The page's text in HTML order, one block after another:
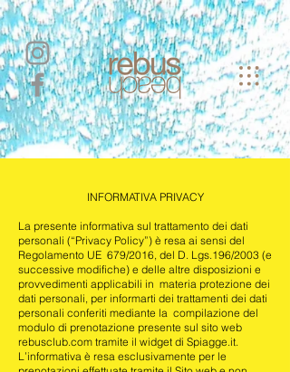
INFORMATIVA PRIVACY
La presente informativa sul trattamento dei dati
personali (“Privacy Policy”) è resa ai sensi del
Regolamento UE 679/2016, del D. Lgs.196/2003 (e
successive modifiche) e delle altre disposizioni e
provvedimenti applicabili in materia protezione dei
dati personali, per informarti dei trattamenti dei dati
personali conferiti mediante la compilazione del
modulo di prenotazione presente sul sito web
rebusclub.com tramite il widget di Spiagge.it.
L’informativa è resa esclusivamente per le